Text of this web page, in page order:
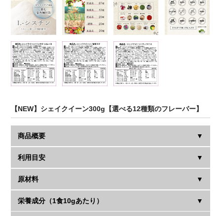
【NEW】シェイクイーン300g【選べる12種類のフレーバー】
商品概要
マルチプロテインとは大人の女性の為のもので、普段プロ
テインを飲まないひとでも無理なく続けられることを目的
とした商品です。体づくりに役立ちそうな様々な栄養素を
含んだ商品で、1食約7.6gタンパク質を摂取していただけま
す。フレーバーは全10種類となっております。
利用目安
お手持ちのシェイカーに水や牛乳、豆乳など、お好きな飲
料150mlと本商品付属スプーンすりきり1杯(1食10g)を入れ
てよく振っていただきお召し上がりください。
氷を3～5個一緒に入れて振っていただくと混ざりやすく冷
原材料
大豆タンパク,乳タンパク,ココアパウダー（リッチチョコレ
ートのみ）,抹茶（抹茶ラテのみ）, えんどう豆タンパク,ヘ
栄養成分（1食10gあたり）